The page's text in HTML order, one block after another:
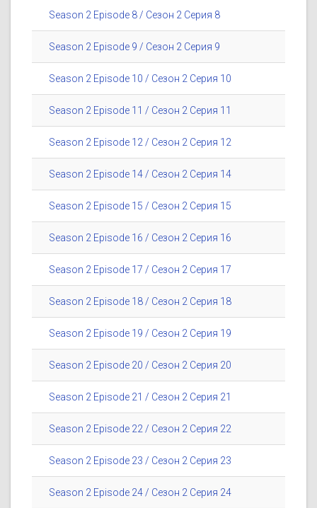
Season 2 Episode 8 / Сезон 2 Серия 8
Season 2 Episode 9 / Сезон 2 Серия 9
Season 2 Episode 10 / Сезон 2 Серия 10
Season 2 Episode 11 / Сезон 2 Серия 11
Season 2 Episode 12 / Сезон 2 Серия 12
Season 2 Episode 14 / Сезон 2 Серия 14
Season 2 Episode 15 / Сезон 2 Серия 15
Season 2 Episode 16 / Сезон 2 Серия 16
Season 2 Episode 17 / Сезон 2 Серия 17
Season 2 Episode 18 / Сезон 2 Серия 18
Season 2 Episode 19 / Сезон 2 Серия 19
Season 2 Episode 20 / Сезон 2 Серия 20
Season 2 Episode 21 / Сезон 2 Серия 21
Season 2 Episode 22 / Сезон 2 Серия 22
Season 2 Episode 23 / Сезон 2 Серия 23
Season 2 Episode 24 / Сезон 2 Серия 24